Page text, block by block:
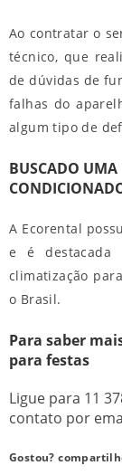
Ao contratar o
técnico, que
de dúvidas de
falhas do
algum tipo de
BUSCADO UMA
A Ecorental
e é destacada
climatização
o Brasil.
Para saber
para festas
Ligue para 11
contato por
Gostou?